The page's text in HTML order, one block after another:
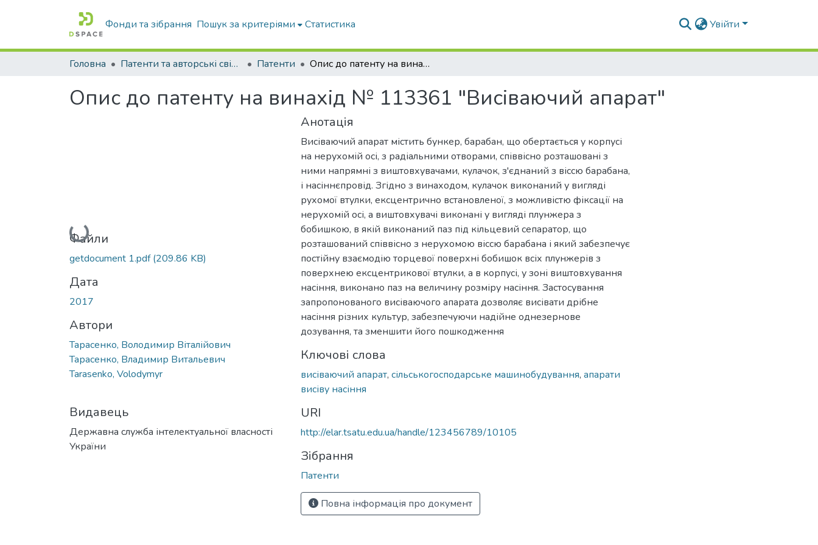
Фонди та зібрання Пошук за критеріями Статистика Увійти
Головна Патенти та авторські свідоцтва Патенти Опис до патенту на винахід № 113361 "Висіваючий апарат"
Опис до патенту на винахід № 113361 "Висіваючий апарат"
Вантажиться...
Файли
getdocument 1.pdf(209.86 KB)
Дата
2017
Автори
Тарасенко, Володимир Віталійович
Тарасенко, Владимир Витальевич
Tarasenko, Volodymyr
Видавець
Державна служба інтелектуальної власності
України
Анотація
Висіваючий апарат містить бункер, барабан, що обертається у корпусі
на нерухомій осі, з радіальними отворами, співвісно розташовані з
ними напрямні з виштовхувачами, кулачок, з'єднаний з віссю барабана,
і насіннєпровід. Згідно з винаходом, кулачок виконаний у вигляді
рухомої втулки, ексцентрично встановленої, з можливістю фіксації на
нерухомій осі, а виштовхувачі виконані у вигляді плунжера з
бобишкою, в якій виконаний паз під кільцевий сепаратор, що
розташований співвісно з нерухомою віссю барабана і який забезпечує
постійну взаємодію торцевої поверхні бобишок всіх плунжерів з
поверхнею ексцентрикової втулки, а в корпусі, у зоні виштовхування
насіння, виконано паз на величину розміру насіння. Застосування
запропонованого висіваючого апарата дозволяє висівати дрібне
насіння різних культур, забезпечуючи надійне однезернове
дозування, та зменшити його пошкодження
Ключові слова
висіваючий апарат, сільськогосподарське машинобудування, апарати
висіву насіння
URI
http://elar.tsatu.edu.ua/handle/123456789/10105
Зібрання
Патенти
Повна інформація про документ